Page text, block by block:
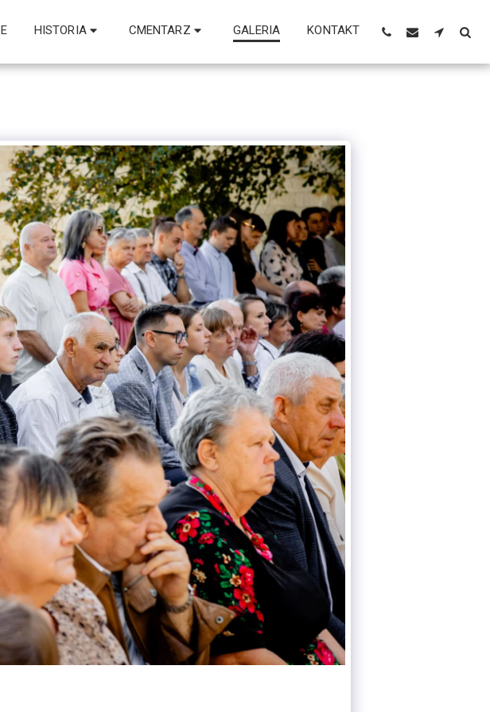
HISTORIA CMENTARZ GALERIA KONTAKT